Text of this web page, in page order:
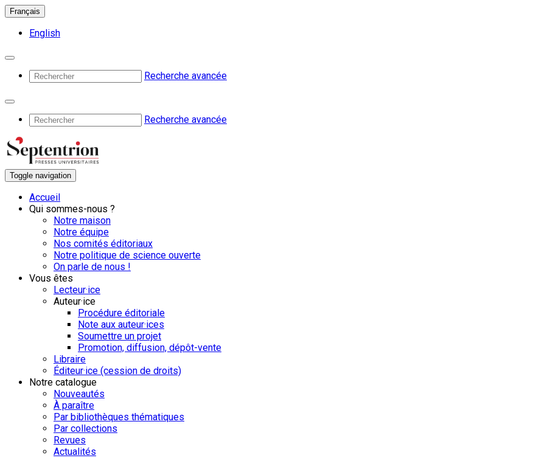
Français
English
Recherche avancée
Recherche avancée
Toggle navigation
Accueil
Qui sommes-nous ?
Notre maison
Notre équipe
Nos comités éditoriaux
Notre politique de science ouverte
On parle de nous !
Vous êtes
Lecteur·ice
Auteur·ice
Procédure éditoriale
Note aux auteur·ices
Soumettre un projet
Promotion, diffusion, dépôt-vente
Libraire
Éditeur·ice (cession de droits)
Notre catalogue
Nouveautés
À paraître
Par bibliothèques thématiques
Par collections
Revues
Actualités